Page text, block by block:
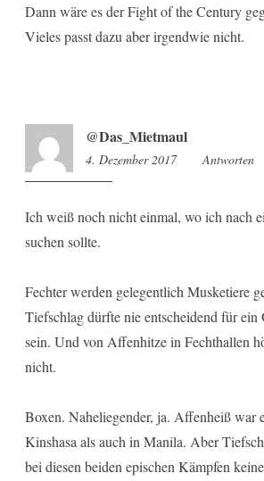
Dann wäre es der Fight of the Century
Vieles passt dazu aber irgendwie nicht.
@Das_Mietmaul
4. Dezember 2017 11:42
Antworten
Ich weiß noch nicht einmal, wo ich nach
suchen sollte.
Fechter werden gelegentlich Musketiere
Tiefschlag dürfte nie entscheidend für ein
sein. Und von Affenhitze in Fechthallen
nicht.
Boxen. Naheliegender, ja. Affenheiß war
Kinshasa als auch in Manila. Aber
bei diesen beiden epischen Kämpfen